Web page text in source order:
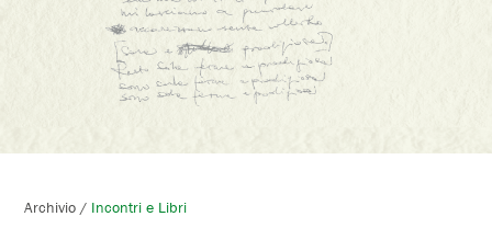
Archivio / Incontri e Libri